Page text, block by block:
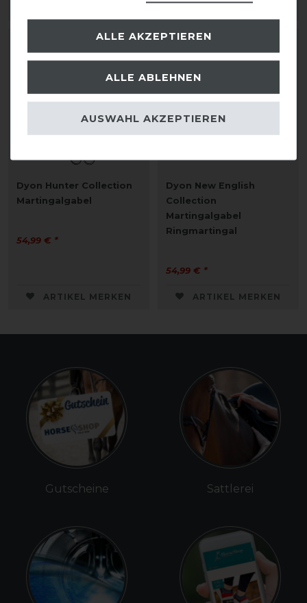
Dyon Hunter Collection
Martingalgabel
54,99 € *
ARTIKEL MERKEN
Dyon New English
Collection
Martingalgabel
Ringmartingal
54,99 € *
ARTIKEL MERKEN
Gutscheine Sattlerei
ALLE AKZEPTIEREN
ALLE ABLEHNEN
AUSWAHL AKZEPTIEREN